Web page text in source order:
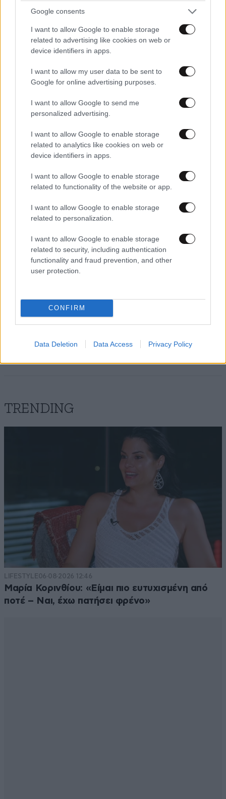
Google consents
I want to allow Google to enable storage
related to advertising like cookies on web or
device identifiers in apps.
I want to allow my user data to be sent to
Google for online advertising purposes.
I want to allow Google to send me
personalized advertising.
I want to allow Google to enable storage
related to analytics like cookies on web or
device identifiers in apps.
I want to allow Google to enable storage
related to functionality of the website or app.
I want to allow Google to enable storage
related to personalization.
I want to allow Google to enable storage
related to security, including authentication
functionality and fraud prevention, and other
user protection.
CONFIRM
Data Deletion Data Access Privacy Policy
"Κουρουμπλής: Η κυβέρνηση δεν παίζει με τον
Δεν χρειάζεται να μας πείς.
Ο Κωνσταντίνος Μητσοτάκης έφτιαξε εκλογικό νόμο
που θα ίσχυε από τις μεθεπόμενες εκλογές και έχασε.
Αυτός είναι δημοκράτης κι ας τον λοιδορείτε όλοι
TRENDING
LIFESTYLE06·08·2026 12:46
Μαρία Κορινθίου: «Είμαι πιο ευτυχισμένη από
ποτέ – Ναι, έχω πατήσει φρένο»